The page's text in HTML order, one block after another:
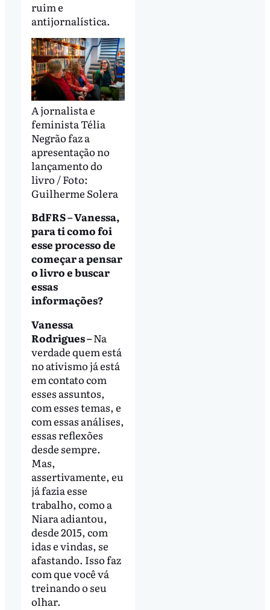
ruim e
antijornalística.
A jornalista e
feminista Télia
Negrão faz a
apresentação no
lançamento do
livro / Foto:
Guilherme Solera
BdFRS – Vanessa,
para ti como foi
esse processo de
começar a pensar
o livro e buscar
essas
informações?
Vanessa
Rodrigues –Na
verdade quem está
no ativismo já está
em contato com
esses assuntos,
com esses temas, e
com essas análises,
essas reflexões
desde sempre.
Mas,
assertivamente, eu
já fazia esse
trabalho, como a
Niara adiantou,
desde 2015, com
idas e vindas, se
afastando. Isso faz
com que você vá
treinando o seu
olhar.